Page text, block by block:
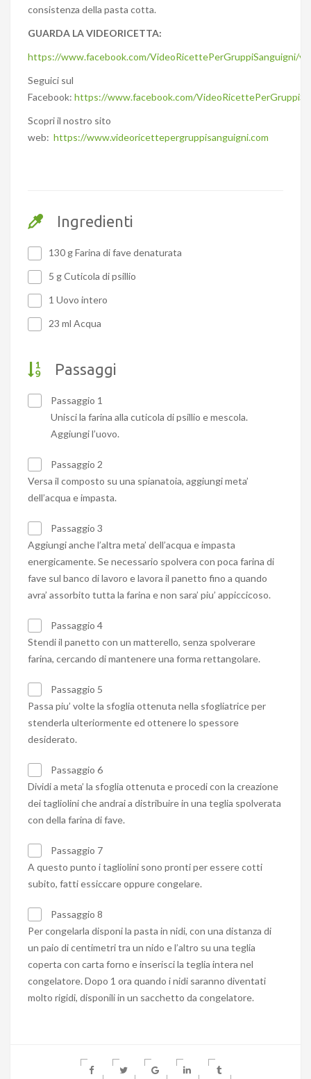
consistenza della pasta cotta.
GUARDA LA VIDEORICETTA:
https://www.facebook.com/VideoRicettePerGruppiSanguigni/
Seguici sul
Facebook: https://www.facebook.com/
Scopri il nostro sito
web: https://www.videoricettepergruppisanguigni.com
Ingredienti
130 g Farina di fave denaturata
5 g Cuticola di psillio
1 Uovo intero
23 ml Acqua
Passaggi
Passaggio 1
Unisci la farina alla cuticola di psillio e mescola.
Aggiungi l’uovo.
Passaggio 2
Versa il composto su una spianatoia, aggiungi meta’
dell’acqua e impasta.
Passaggio 3
Aggiungi anche l’altra meta’ dell’acqua e impasta
energicamente. Se necessario spolvera con poca farina di
fave sul banco di lavoro e lavora il panetto fino a quando
avra’ assorbito tutta la farina e non sara’ piu’ appiccicoso.
Passaggio 4
Stendi il panetto con un matterello, senza spolverare
farina, cercando di mantenere una forma rettangolare.
Passaggio 5
Passa piu’ volte la sfoglia ottenuta nella sfogliatrice per
stenderla ulteriormente ed ottenere lo spessore
desiderato.
Passaggio 6
Dividi a meta’ la sfoglia ottenuta e procedi con la creazione
dei tagliolini che andrai a distribuire in una teglia spolverata
con della farina di fave.
Passaggio 7
A questo punto i tagliolini sono pronti per essere cotti
subito, fatti essiccare oppure congelare.
Passaggio 8
Per congelarla disponi la pasta in nidi, con una distanza di
un paio di centimetri tra un nido e l’altro su una teglia
coperta con carta forno e inserisci la teglia intera nel
congelatore. Dopo 1 ora quando i nidi saranno diventati
molto rigidi, disponili in un sacchetto da congelatore.